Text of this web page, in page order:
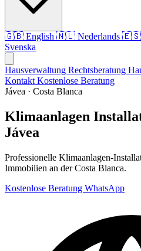
🇬🇧 English 🇳🇱 Nederlands 🇪🇸
Svenska
Hausverwaltung Rechtsberatung
Kontakt Kostenlose Beratung
Jávea · Costa Blanca
Klimaanlagen
Jávea
Professionelle Klimaanlagen-
Immobilien an der Costa Blanca.
Kostenlose Beratung WhatsApp